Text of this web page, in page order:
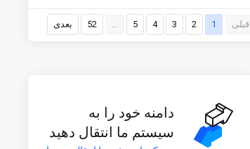
قبلی 1
2
3
4
5
…
52 بعدی
دامنه خود را به
سیستم ما انتقال دهید